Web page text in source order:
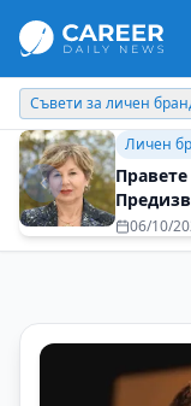
Кариерни съвети
Когато
повече
28/07/